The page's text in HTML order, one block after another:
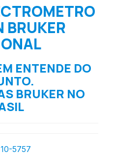
BRUKER
ENTENDE DO
BRUKER NO
5757